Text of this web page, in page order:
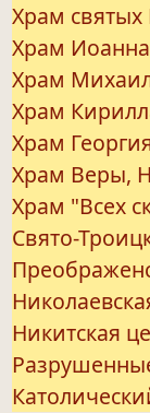
Храм святых
Храм
Храм
Храм
Храм
Храм Веры,
Храм "Всех
Свято-
Никитская